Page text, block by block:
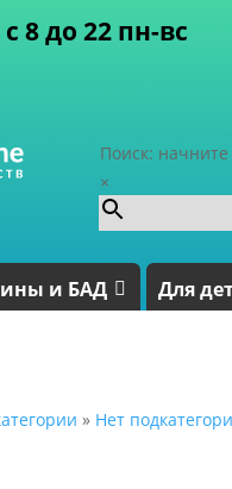
с 8 до 22 пн-вс
Поиск:
×
и БАД Для
» Нет